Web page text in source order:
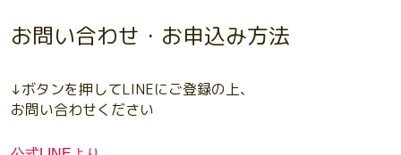
お問い合わせ・お申込み方法
↓ボタンを押してLINEにご登録の上、
お問い合わせください